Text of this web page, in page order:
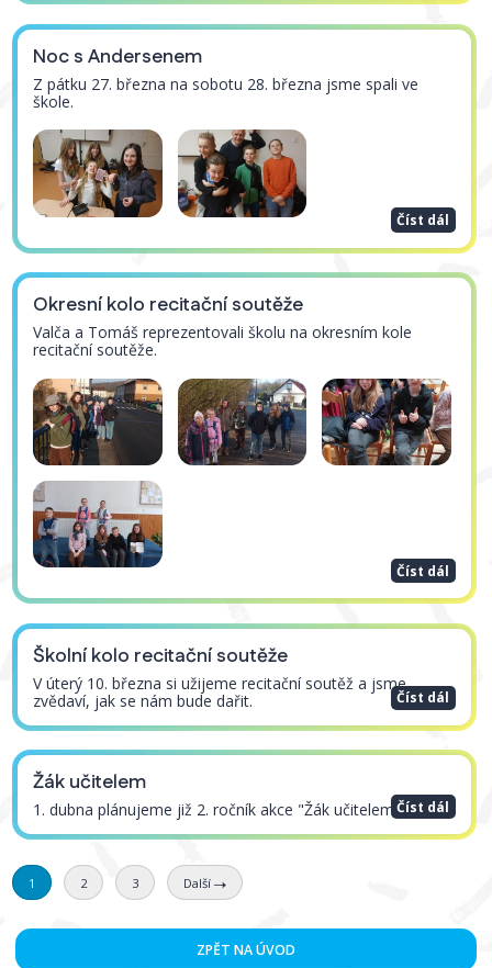
Noc s Andersenem
Z pátku 27. března na sobotu 28. března jsme spali ve
škole.
Číst dál
Okresní kolo recitační soutěže
Valča a Tomáš reprezentovali školu na okresním kole
recitační soutěže.
Číst dál
Školní kolo recitační soutěže
V úterý 10. března si užijeme recitační soutěž a jsme
zvědaví, jak se nám bude dařit.
Číst dál
Žák učitelem
1. dubna plánujeme již 2. ročník akce "Žák učitelem".Číst dál
1 2 3 Další
ZPĚT NA ÚVOD